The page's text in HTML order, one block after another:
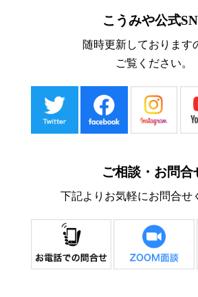
こうみや公式
随時更新しております
ご覧ください。
ご相談・お問合
下記よりお気軽にお問合せ